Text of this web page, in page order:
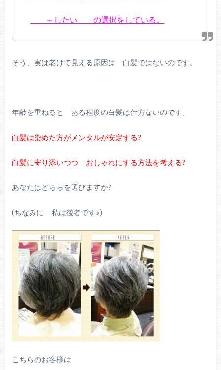
～したい の選択をしている。
そう、実は老けて見える原因は 白髪ではないのです。
年齢を重ねると ある程度の白髪は仕方ないのです。
白髪は染めた方がメンタルが安定する?
白髪に寄り添いつつ おしゃれにする方法を考える?
あなたはどちらを選びますか?
(ちなみに 私は後者です♪)
こちらのお客様は